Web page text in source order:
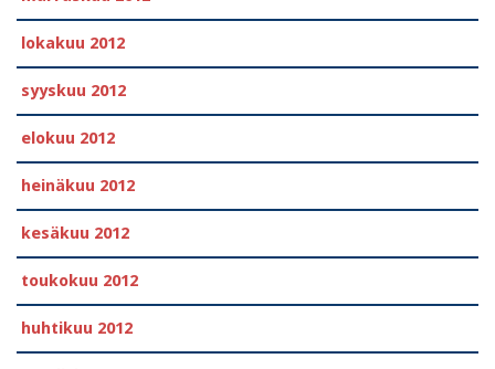
lokakuu 2012
syyskuu 2012
elokuu 2012
heinäkuu 2012
kesäkuu 2012
toukokuu 2012
huhtikuu 2012